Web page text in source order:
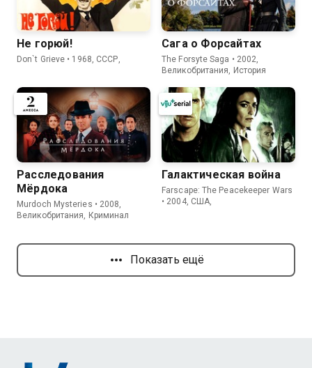
Не горюй!
Don`t Grieve • 1968, СССР,
Сага о Форсайтах
The Forsyte Saga • 2002,
Великобритания, История
Расследования
Мёрдока
Murdoch Mysteries • 2008,
Великобритания, Криминал
Галактическая война
Farscape: The Peacekeeper Wars
• 2004, США,
Показать ещё